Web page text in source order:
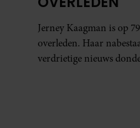
Jerney Kaagman is op
overleden. Haar
verdrietige nieuws